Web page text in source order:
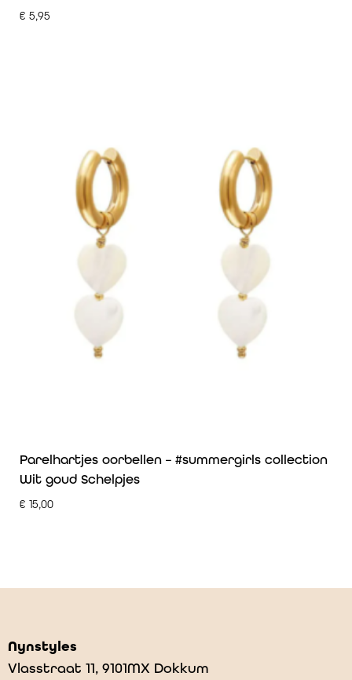
€ 5,95
Parelhartjes oorbellen – #summergirls collection
Wit goud Schelpjes
€ 15,00
Nynstyles
Vlasstraat 11, 9101MX Dokkum